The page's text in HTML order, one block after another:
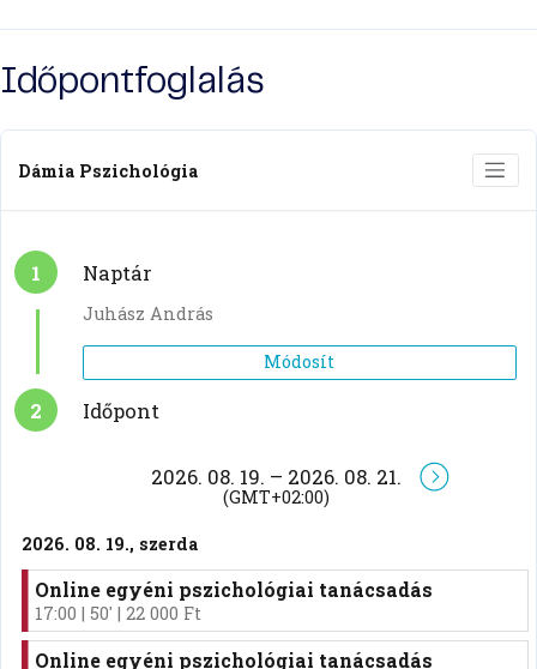
Az online tanácsadás során videós kapcsolaton keresztül
történik, mint a személyes pszichológiai vagy szexuális
Fontos, hogy a kliens biztosítani tudja önmaga számára
a zavartalan és nyugodt körülményeket, míg a
pszichológus biztosítja a biztonságos, empatikus és
Kinek érdemes online tanácsadást igénybe
Ha külföldön élő magyarként anyanyelveden szeretnél
élethelyzeted (kismama vagy, kisgyermeket nevelsz,
mozgásodban korlátozott vagy, fizikai állapotod
korlátoz) nem teszi lehetővé a személyes konzultációt,
ebben az esetben mindenképpen az online tanácsadást
Időpontfoglalás